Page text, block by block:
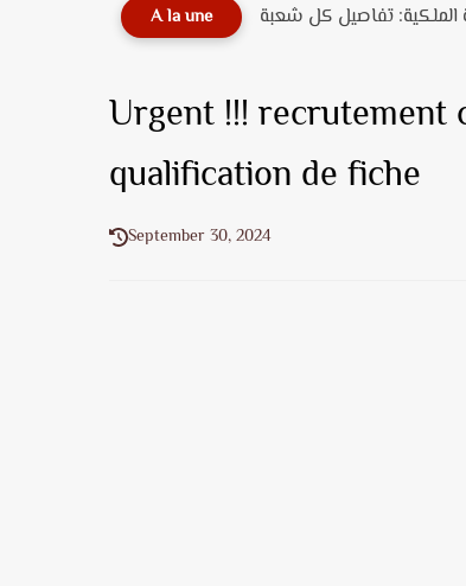
A la une
Urgent !!! recrutement
qualification de fiche
September 30, 2024